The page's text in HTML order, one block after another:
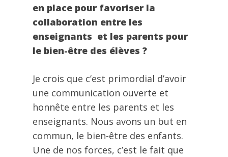
en place pour favoriser la
collaboration entre les
enseignants et les parents pour
le bien-être des élèves ?
Je crois que c’est primordial d’avoir
une communication ouverte et
honnête entre les parents et les
enseignants. Nous avons un but en
commun, le bien-être des enfants.
Une de nos forces, c’est le fait que